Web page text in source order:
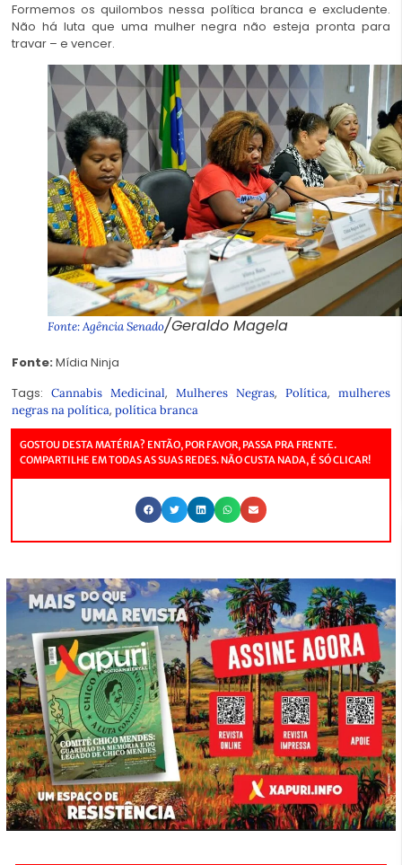
Formemos os quilombos nessa política branca e excludente.
Não há luta que uma mulher negra não esteja pronta para
travar – e vencer.
Fonte: Agência Senado/Geraldo Magela
Fonte: Mídia Ninja
Tags: Cannabis Medicinal, Mulheres Negras, Política, mulheres
negras na política, política branca
GOSTOU DESTA MATÉRIA? ENTÃO, POR FAVOR, PASSA PRA FRENTE.
COMPARTILHE EM TODAS AS SUAS REDES. NÃO CUSTA NADA, É SÓ CLICAR!